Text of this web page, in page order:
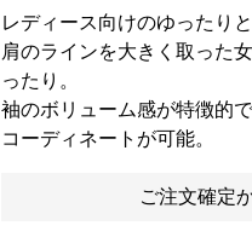
レディース向けのゆったり
肩のラインを大きく取った
ったり。
袖のボリューム感が特徴的
コーディネートが可能。
ご注文確定